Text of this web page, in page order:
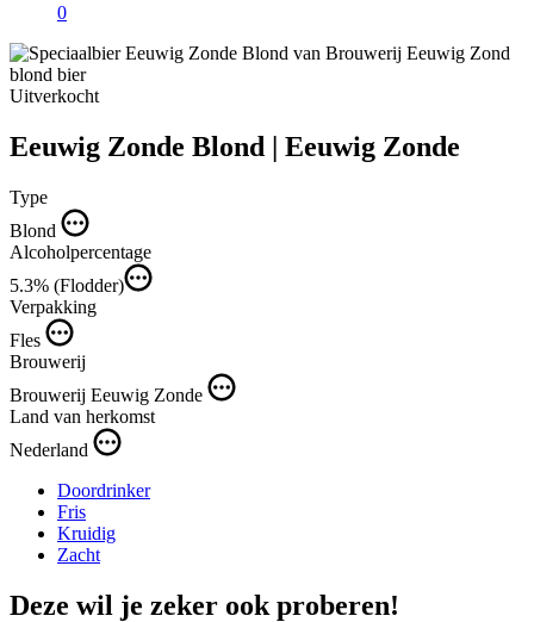
0
Uitverkocht
Eeuwig Zonde Blond | Eeuwig Zonde
Type
Blond
Alcoholpercentage
5.3% (Flodder)
Verpakking
Fles
Brouwerij
Brouwerij Eeuwig Zonde
Land van herkomst
Nederland
Doordrinker
Fris
Kruidig
Zacht
Deze wil je zeker ook proberen!